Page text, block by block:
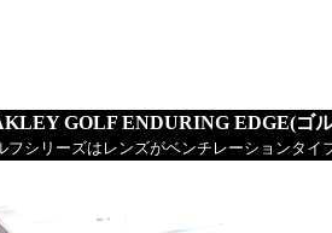
GOLF ENDURING EDGE(ゴ
フシリーズはレンズがベンチレーションタイ